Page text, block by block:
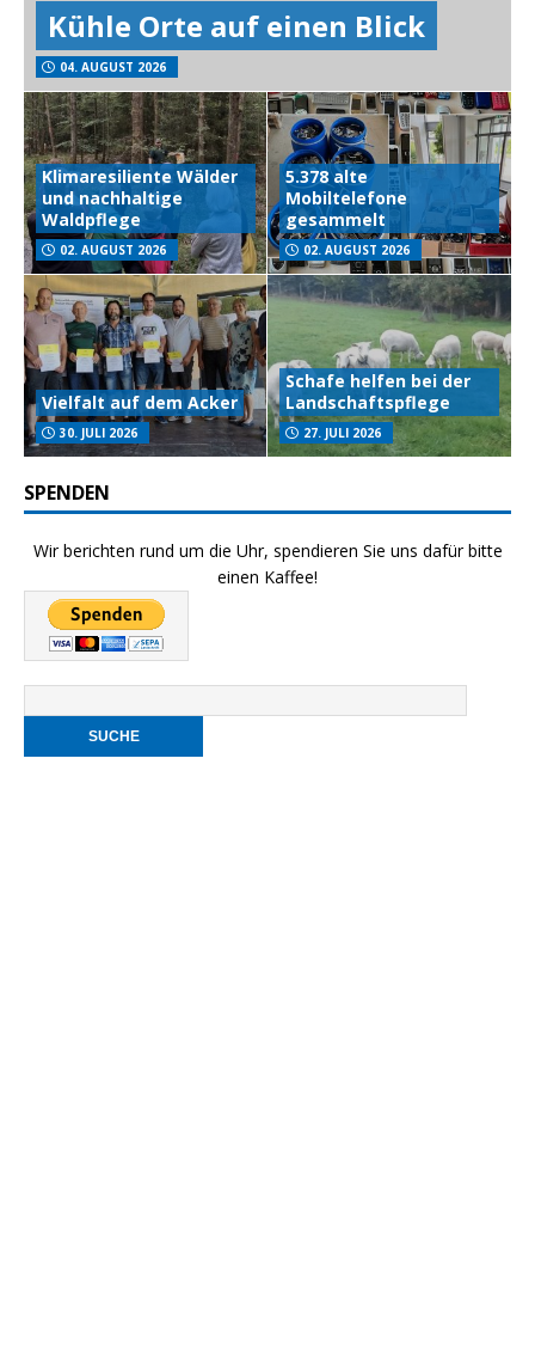
Kühle Orte auf einen Blick
04. AUGUST 2026
Klimaresiliente Wälder
und nachhaltige
Waldpflege
02. AUGUST 2026
5.378 alte
Mobiltelefone
gesammelt
02. AUGUST 2026
Vielfalt auf dem Acker
30. JULI 2026
Schafe helfen bei der
Landschaftspflege
27. JULI 2026
SPENDEN
Wir berichten rund um die Uhr, spendieren Sie uns dafür bitte
einen Kaffee!